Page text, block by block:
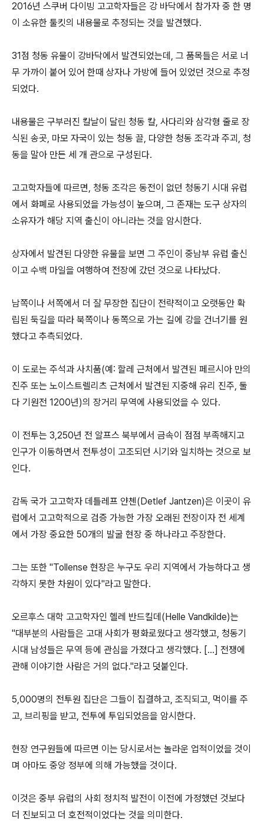
2016년 스쿠버 다이빙 고고학자들은 강 바닥에서 참가자 중 한 명
이 소유한 툴킷의 내용물로 추정되는 것을 발견했다.
31점 청동 유물이 강바닥에서 발견되었는데, 그 품목들은 서로 너
무 가까이 붙어 있어 한때 상자나 가방에 들어 있었던 것으로 추정
되었다.
내용물은 구부러진 칼날이 달린 청동 칼, 사다리와 삼각형 줄로 장
식된 송곳, 마모 자국이 있는 청동 끌, 다양한 청동 조각과 주괴, 청
동을 말아 만든 세 개 관으로 구성된다.
고고학자들에 따르면, 청동 조각은 동전이 없던 청동기 시대 유럽
에서 화폐로 사용되었을 가능성이 높으며, 그 존재는 도구 상자의
소유자가 해당 지역 출신이 아니라는 것을 암시한다.
상자에서 발견된 다양한 유물을 보면 그 주인이 중남부 유럽 출신
이고 수백 마일을 여행하여 전장에 갔던 것으로 나타났다.
남쪽이나 서쪽에서 더 잘 무장한 집단이 전략적이고 오랫동안 확
립된 둑길을 따라 북쪽이나 동쪽으로 가는 길에 강을 건너기를 원
했다고 추측되었다.
이 도로는 주석과 사치품(예: 할레 근처에서 발견된 페르시아 만의
진주 또는 노이스트렐리츠 근처에서 발견된 지중해 유리 진주, 둘
다 기원전 1200년)의 장거리 무역에 사용되었을 수 있다.
이 전투는 3,250년 전 알프스 북부에서 금속이 점점 부족해지고
인구가 이동하면서 전투성이 고조되던 시기와 일치하는 것으로 보
인다.
감독 국가 고고학자 데틀레프 얀첸(Detlef Jantzen)은 이곳이 유
럽에서 고고학적으로 검증 가능한 가장 오래된 전장이자 전 세계
에서 가장 중요한 50개의 발굴 현장 중 하나라고 주장한다.
그는 또한 "Tollense 현장은 누구도 우리 지역에서 가능하다고 생
각하지 못한 차원이 있다"라고 말한다.
오르후스 대학 고고학자인 헬레 반드킬데(Helle Vandkilde)는
"대부분의 사람들은 고대 사회가 평화로웠다고 생각했고, 청동기
시대 남성들은 무역 등에 관심을 가졌다고 생각했다. [...] 전쟁에
관해 이야기한 사람은 거의 없다."라고 덧붙인다.
5,000명의 전투원 집단은 그들이 집결하고, 조직되고, 먹이를 주
고, 브리핑을 받고, 전투에 투입되었음을 암시한다.
현장 연구원들에 따르면 이는 당시로서는 놀라운 업적이었을 것이
며 아마도 중앙 정부에 의해 가능했을 것이다.
이것은 중부 유럽의 사회 정치적 발전이 이전에 가정했던 것보다
더 진보되고 더 호전적이었다는 것을 의미한다.